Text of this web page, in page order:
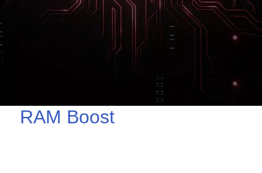
RAM Boost